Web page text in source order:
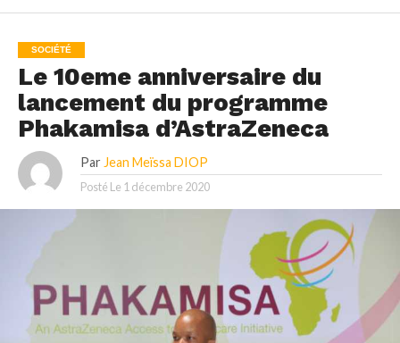
SOCIÉTÉ
Le 10eme anniversaire du
lancement du programme
Phakamisa d’AstraZeneca
Par Jean Meïssa DIOP
Posté Le 1 décembre 2020